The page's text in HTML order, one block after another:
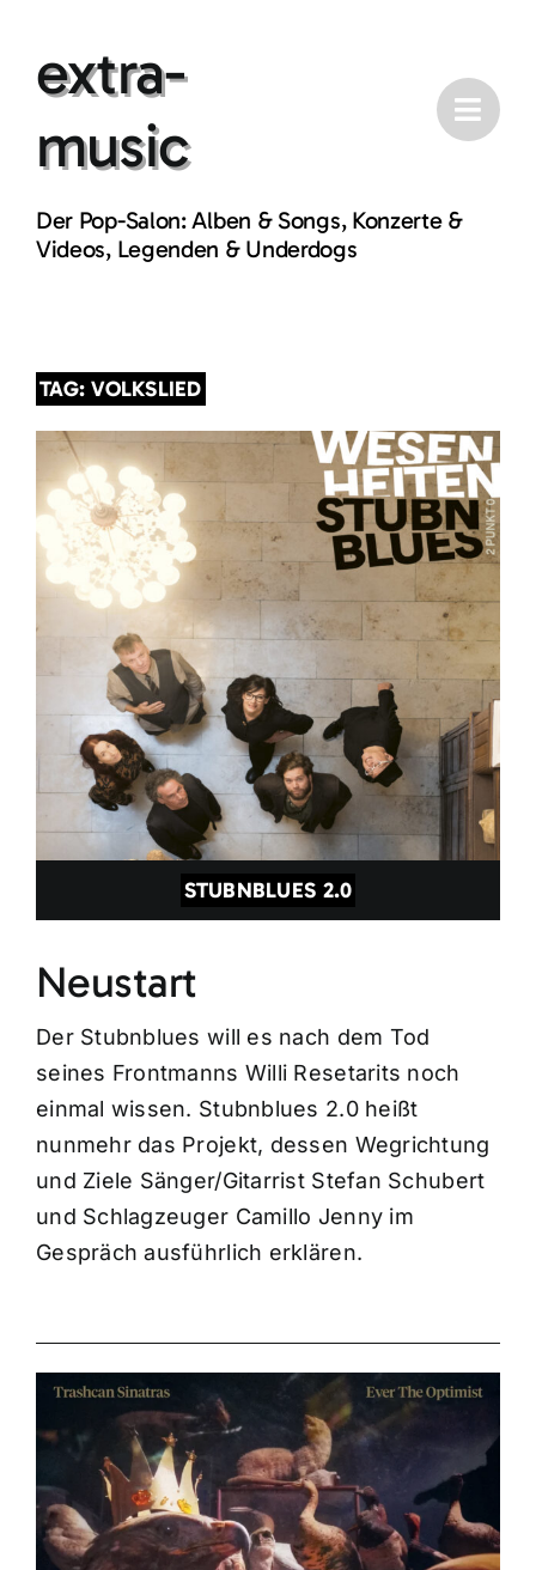
contentextra-
music
Der Pop-Salon: Alben & Songs, Konzerte &
Videos, Legenden & Underdogs
TAG: VOLKSLIED
STUBNBLUES 2.0
Neustart
Der Stubnblues will es nach dem Tod
seines Frontmanns Willi Resetarits noch
einmal wissen. Stubnblues 2.0 heißt
nunmehr das Projekt, dessen Wegrichtung
und Ziele Sänger/Gitarrist Stefan Schubert
und Schlagzeuger Camillo Jenny im
Gespräch ausführlich erklären.